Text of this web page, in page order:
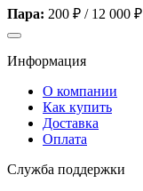
Пара: 200 ₽ / 12 000 ₽
Информация
О компании
Как купить
Доставка
Оплата
Служба поддержки